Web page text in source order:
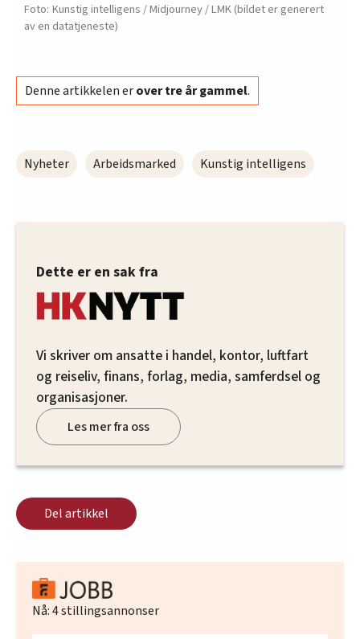
Kunstig intelligens / Midjourney / LMK (bildet er generert
av en datatjeneste)
Denne artikkelen erover tre år gammel.
Nyheter Arbeidsmarked Kunstig intelligens
Dette er en sak fra
Vi skriver om ansatte i handel, kontor, luftfart
og reiseliv, finans, forlag, media, samferdsel og
organisasjoner.
Les mer fra oss
Del artikkel
Nå:4stillingsannonser